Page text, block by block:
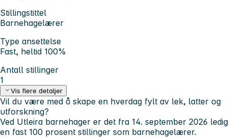
Stillingstittel
Barnehagelærer
Type ansettelse
Fast, heltid 100%
Antall stillinger
1
Vis flere detaljer
Vil du være med å skape en hverdag fylt av lek, latter og
utforskning?
Ved Utleira barnehager er det fra 14. september 2026 ledig
en fast 100 prosent stillinger som barnehagelærer.